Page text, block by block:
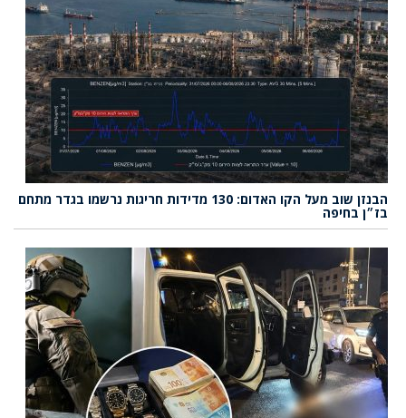
הבנזן שוב מעל הקו האדום: 130 מדידות חריגות נרשמו בגדר מתחם
בז״ן בחיפה